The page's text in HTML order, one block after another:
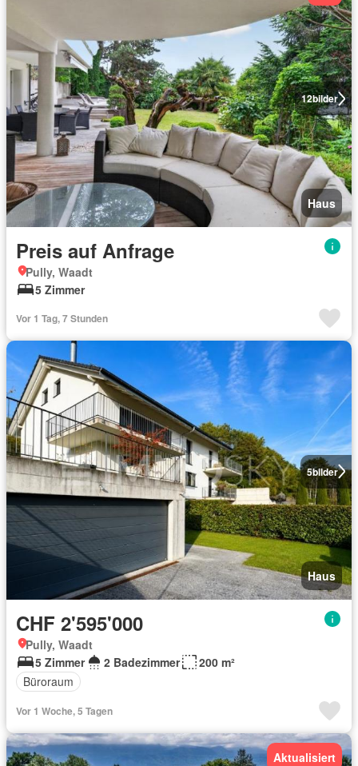
12bilder
Haus
Preis auf Anfrage
Pully, Waadt
5 Zimmer
Vor 1 Tag, 7 Stunden
5bilder
Haus
CHF 2'595'000
Pully, Waadt
5 Zimmer
2 Badezimmer
200 m²
Büroraum
Vor 1 Woche, 5 Tagen
Aktualisiert